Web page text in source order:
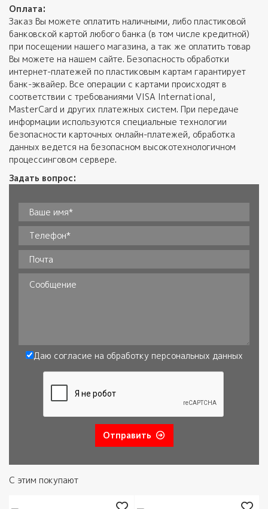
Оплата:
Заказ Вы можете оплатить наличными, либо пластиковой
банковской картой любого банка (в том числе кредитной)
при посещении нашего магазина, а так же оплатить товар
Вы можете на нашем сайте. Безопасность обработки
интернет-платежей по пластиковым картам гарантирует
банк-эквайер. Все операции с картами происходят в
соответствии с требованиями VISA International,
MasterCard и других платежных систем. При передаче
информации используются специальные технологии
безопасности карточных онлайн-платежей, обработка
данных ведется на безопасном высокотехнологичном
процессинговом сервере.
Задать вопрос:
Ваше имя**
Телефон*
Почта
Сообщение
Даю согласие на обработку персональных данных
Отправить
С этим покупают